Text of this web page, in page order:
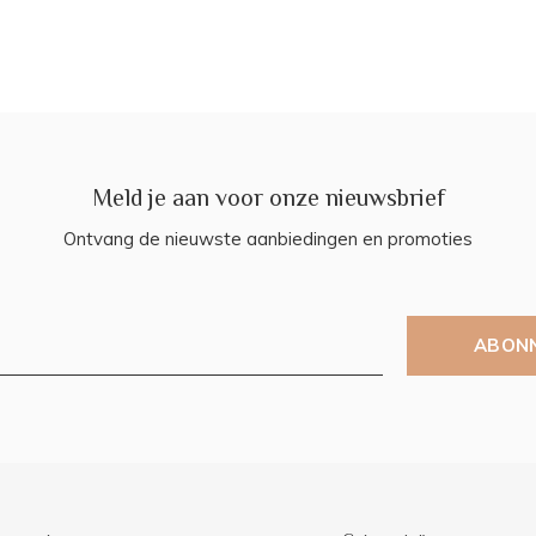
Meld je aan voor onze nieuwsbrief
Ontvang de nieuwste aanbiedingen en promoties